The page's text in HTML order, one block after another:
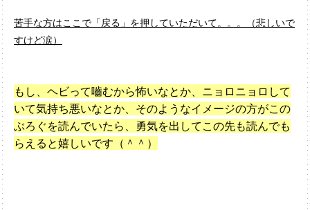
苦手な方はここで「戻る」を押していただいて。。。（悲しいで
すけど涙）
もし、ヘビって嚙むから怖いなとか、ニョロニョロして
いて気持ち悪いなとか、そのようなイメージの方がこの
ぶろぐを読んでいたら、勇気を出してこの先も読んでも
らえると嬉しいです（＾＾）